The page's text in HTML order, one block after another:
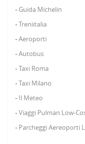
Guida Michelin
Treniitalia
Aeroporti
Autobus
Taxi Roma
Taxi Milano
Il Meteo
Viaggi Pulman Low-
Parcheggi Aereoporti